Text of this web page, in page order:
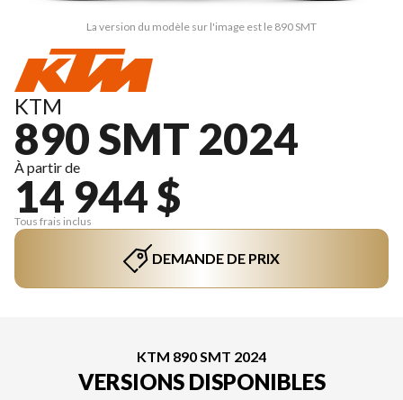
La version du modèle sur l'image est le 890 SMT
KTM
890 SMT 2024
À partir de
14 944 $
Tous frais inclus
DEMANDE DE PRIX
KTM 890 SMT 2024
VERSIONS DISPONIBLES